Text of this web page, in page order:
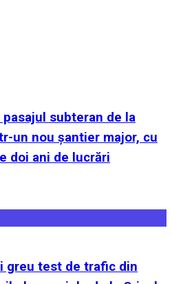
subteran de la
un nou șantier major, cu
doi ani de lucrări
greu test de trafic din